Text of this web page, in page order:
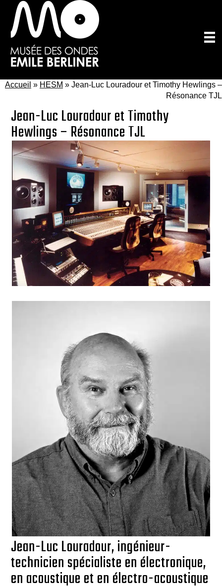
Passer
au
contenu
principal
Accueil » HESM » Jean-Luc Louradour et Timothy Hewlings –
Résonance TJL
Jean-Luc Louradour et Timothy
Hewlings – Résonance TJL
Jean-Luc Louradour, ingénieur-
technicien spécialiste en électronique,
en acoustique et en électro-acoustique